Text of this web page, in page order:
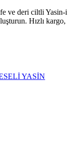
ve deri ciltli Yasin-i
Hızlı kargo,
YASİN